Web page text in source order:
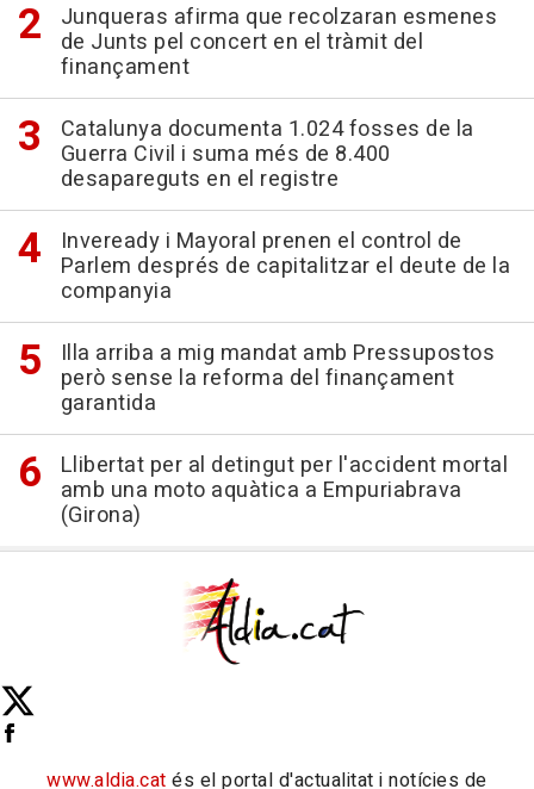
Junqueras afirma que recolzaran esmenes
de Junts pel concert en el tràmit del
finançament
Catalunya documenta 1.024 fosses de la
Guerra Civil i suma més de 8.400
desapareguts en el registre
Inveready i Mayoral prenen el control de
Parlem després de capitalitzar el deute de la
companyia
Illa arriba a mig mandat amb Pressupostos
però sense la reforma del finançament
garantida
Llibertat per al detingut per l'accident mortal
amb una moto aquàtica a Empuriabrava
(Girona)
www.aldia.cat és el portal d'actualitat i notícies de